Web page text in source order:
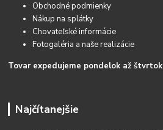
Obchodné podmienky
Nákup na splátky
Chovateľské informácie
Fotogaléria a naše realizácie
Tovar expedujeme pondelok až štvrtok
Najčítanejšie